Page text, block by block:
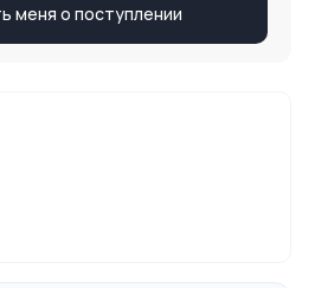
меня о поступлении